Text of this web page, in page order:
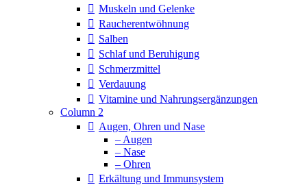
Muskeln und Gelenke
Raucherentwöhnung
Salben
Schlaf und Beruhigung
Schmerzmittel
Verdauung
Vitamine und Nahrungsergänzungen
Column 2
Augen, Ohren und Nase
– Augen
– Nase
– Ohren
Erkältung und Immunsystem